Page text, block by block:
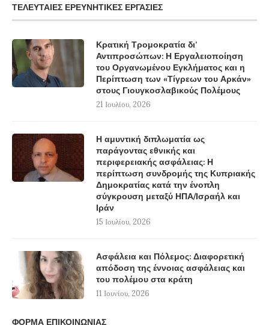
ΤΕΛΕΥΤΑΊΕΣ ΕΡΕΥΝΗΤΙΚΈΣ ΕΡΓΑΣΊΕΣ
Κρατική Τρομοκρατία δι’
Αντιπροσώπων: Η Εργαλειοποίηση
του Οργανωμένου Εγκλήματος και η
Περίπτωση των «Τίγρεων του Αρκάν»
στους Γιουγκοσλαβικούς Πολέμους
21 Ιουλίου, 2026
Η αμυντική διπλωματία ως
παράγοντας εθνικής και
περιφερειακής ασφάλειας: Η
περίπτωση συνδρομής της Κυπριακής
Δημοκρατίας κατά την ένοπλη
σύγκρουση μεταξύ ΗΠΑ/Ισραήλ και
Ιράν
15 Ιουλίου, 2026
Ασφάλεια και Πόλεμος: Διαφορετική
απόδοση της έννοιας ασφάλειας και
του πολέμου στα κράτη
11 Ιουνίου, 2026
ΦΟΡΜΑ ΕΠΙΚΟΙΝΩΝΙΑΣ